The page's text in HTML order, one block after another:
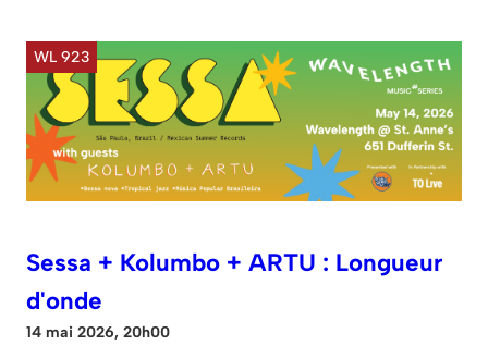
WL 923
Sessa + Kolumbo + ARTU : Longueur
d'onde
14 mai 2026, 20h00